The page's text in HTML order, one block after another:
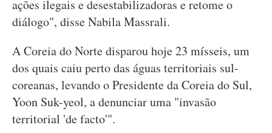
ações ilegais e desestabilizadoras e retome o
diálogo", disse Nabila Massrali.
A Coreia do Norte disparou hoje 23 mísseis, um
dos quais caiu perto das águas territoriais sul-
coreanas, levando o Presidente da Coreia do Sul,
Yoon Suk-yeol, a denunciar uma "invasão
territorial 'de facto'".